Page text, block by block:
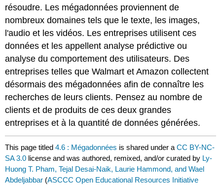
résoudre. Les mégadonnées proviennent de
nombreux domaines tels que le texte, les images,
l'audio et les vidéos. Les entreprises utilisent ces
données et les appellent analyse prédictive ou
analyse du comportement des utilisateurs. Des
entreprises telles que Walmart et Amazon collectent
désormais des mégadonnées afin de connaître les
recherches de leurs clients. Pensez au nombre de
clients et de produits de ces deux grandes
entreprises et à la quantité de données générées.
This page titled4.6 : Mégadonnées is shared under aCC BY-NC-
SA 3.0 license and was authored, remixed, and/or curated by Ly-
Huong T. Pham, Tejal Desai-Naik, Laurie Hammond, and Wael
Abdeljabbar (ASCCC Open Educational Resources Initiative